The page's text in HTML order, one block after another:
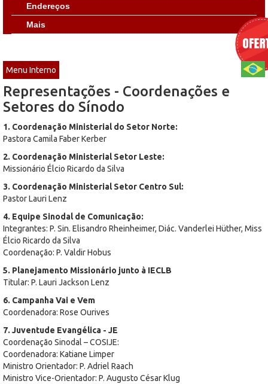
Endereços
Mais
Menu Interno
Representações - Coordenações e
Setores do Sínodo
1. Coordenação Ministerial do Setor Norte:
Pastora Camila Faber Kerber
2. Coordenação Ministerial Setor Leste:
Missionário Élcio Ricardo da Silva
3. Coordenação Ministerial Setor Centro Sul:
Pastor Lauri Lenz
4. Equipe Sinodal de Comunicação:
Integrantes: P. Sin. Elisandro Rheinheimer, Diác. Vanderlei Hüther, Miss
Élcio Ricardo da Silva
Coordenação: P. Valdir Hobus
5. Planejamento Missionário junto à IECLB
Titular: P. Lauri Jackson Lenz
6. Campanha Vai e Vem
Coordenadora: Rose Ourives
7. Juventude Evangélica - JE
Coordenação Sinodal – COSIJE:
Coordenadora: Katiane Limper
Ministro Orientador: P. Adriel Raach
Ministro Vice-Orientador: P. Augusto César Klug